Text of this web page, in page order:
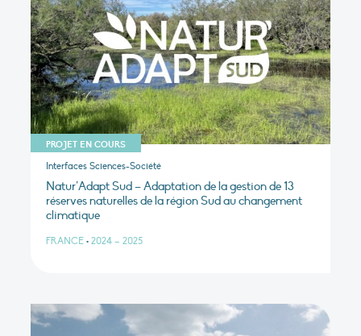
PROJET EN COURS
Interfaces Sciences-Société
Natur’Adapt Sud – Adaptation de la gestion de 13
réserves naturelles de la région Sud au changement
climatique
FRANCE • 2024 – 2025